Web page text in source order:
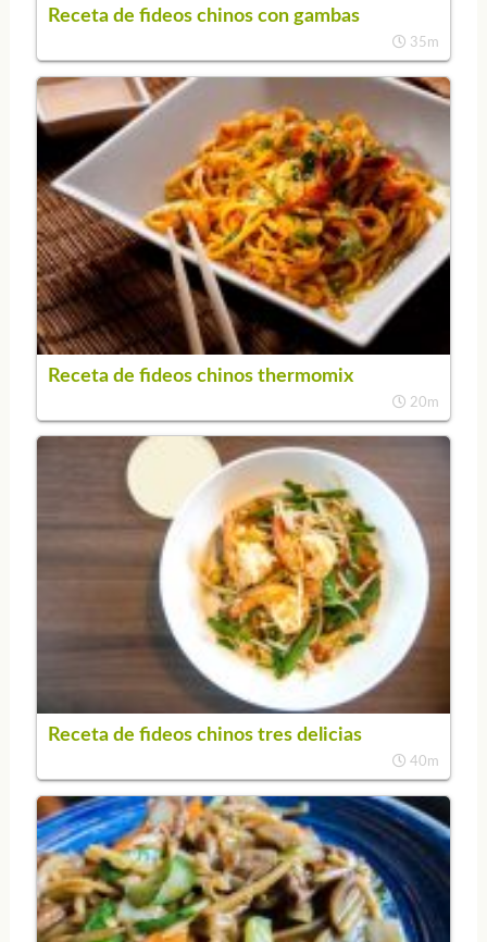
Receta de fideos chinos con gambas
35m
Receta de fideos chinos thermomix
20m
Receta de fideos chinos tres delicias
40m